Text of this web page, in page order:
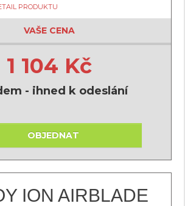
PRODUKTU
VAŠE CENA
1 104 Kč
- ihned k odeslání
OBJEDNAT
ION AIRBLADE